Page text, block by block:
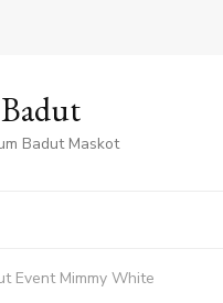
Badut Maskot
Event Mimmy White